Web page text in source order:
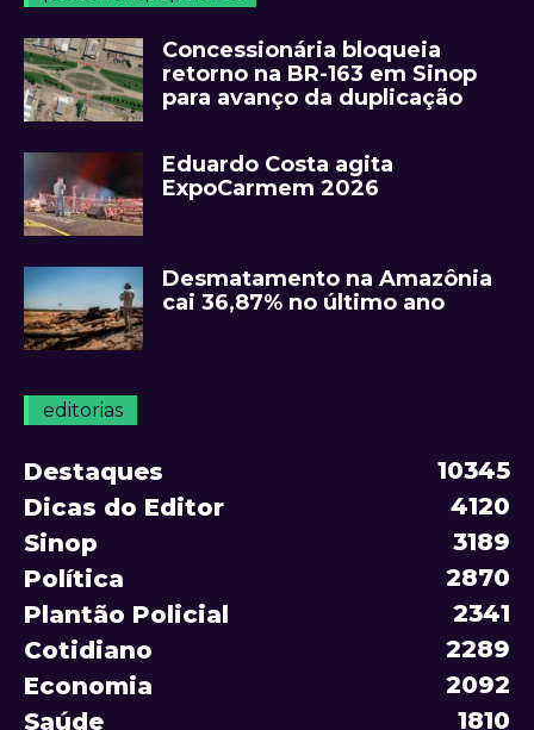
Concessionária bloqueia
retorno na BR-163 em Sinop
para avanço da duplicação
Eduardo Costa agita
ExpoCarmem 2026
Desmatamento na Amazônia
cai 36,87% no último ano
editorias
Destaques
10345
Dicas do Editor
4120
Sinop
3189
Política
2870
Plantão Policial
2341
Cotidiano
2289
Economia
2092
Saúde
1810